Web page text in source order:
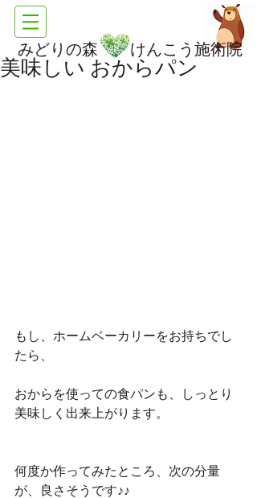
みどりの森 けんこう施術院
美味しい おからパン
もし、ホームベーカリーをお持ちでし
たら、
おからを使っての食パンも、しっとり
美味しく出来上がります。
何度か作ってみたところ、次の分量
が、良さそうです♪♪